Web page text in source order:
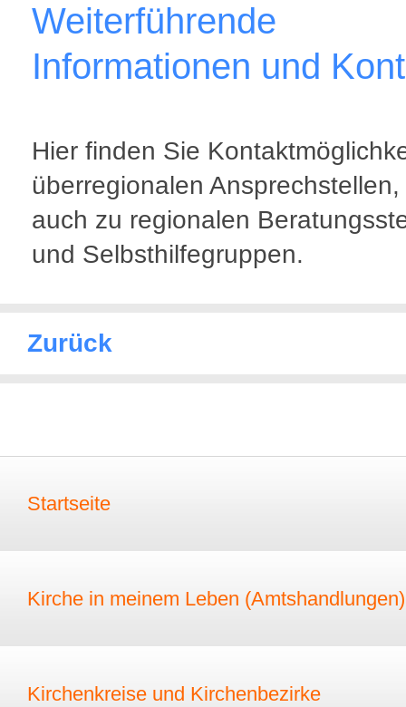
Weiterführende
Informationen und
Hier finden Sie
überregionalen
auch zu regionalen
und Selbsthilfegruppen.
Zurück
Startseite
Kirche in meinem Leben (Amtshandlungen)
Kirchenkreise und Kirchenbezirke